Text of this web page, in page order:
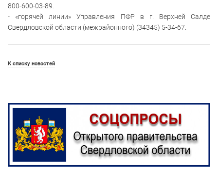
800-600-03-89.
- «горячей линии» Управления ПФР в г. Верхней Салде
Свердловской области (межрайонного) (34345) 5-34-67.
К списку новостей